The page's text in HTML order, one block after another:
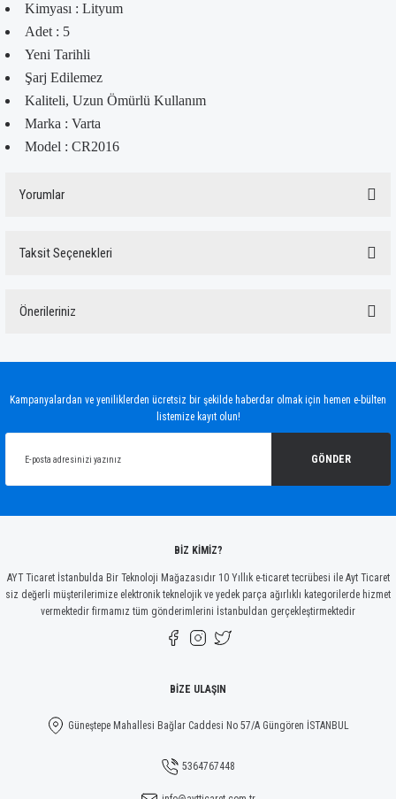
Kimyası : Lityum
Adet : 5
Yeni Tarihli
Şarj Edilemez
Kaliteli, Uzun Ömürlü Kullanım
Marka : Varta
Model : CR2016
Yorumlar
Taksit Seçenekleri
Önerileriniz
Ürün açıklamasında eksik bilgiler bulunuyor.
Gönder
Kampanyalardan ve yeniliklerden ücretsiz bir şekilde haberdar olmak için hemen e-bülten
listemize kayıt olun!
GÖNDER
BİZ KİMİZ?
AYT Ticaret İstanbulda Bir Teknoloji Mağazasıdır 10 Yıllık e-ticaret tecrübesi ile Ayt Ticaret
siz değerli müşterilerimize elektronik teknelojik ve yedek parça ağırlıklı kategorilerde hizmet
vermektedir firmamız tüm gönderimlerini İstanbuldan gerçekleştirmektedir
BİZE ULAŞIN
Güneştepe Mahallesi Bağlar Caddesi No 57/A Güngören İSTANBUL
5364767448